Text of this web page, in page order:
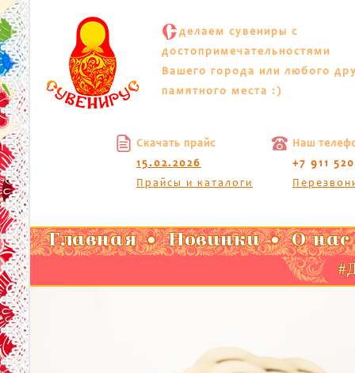
С делаем сувениры с
достопримечательностями
Вашего города или любого
памятного места :)
Скачать прайс
15.02.2026
Прайсы и каталоги
Наш
+7 911
Главная Новинки О нас